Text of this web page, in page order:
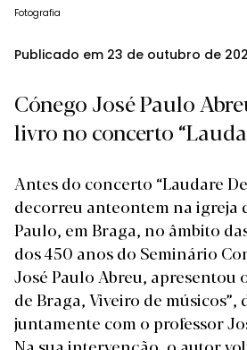
Fotografia
Publicado em 23 de outubro de
Cónego José Paulo
livro no concerto
Antes do concerto “Laudare
decorreu anteontem na igreja
Paulo, em Braga, no âmbito
dos 450 anos do Seminário
José Paulo Abreu, apresentou
de Braga, Viveiro de músicos”,
juntamente com o professor